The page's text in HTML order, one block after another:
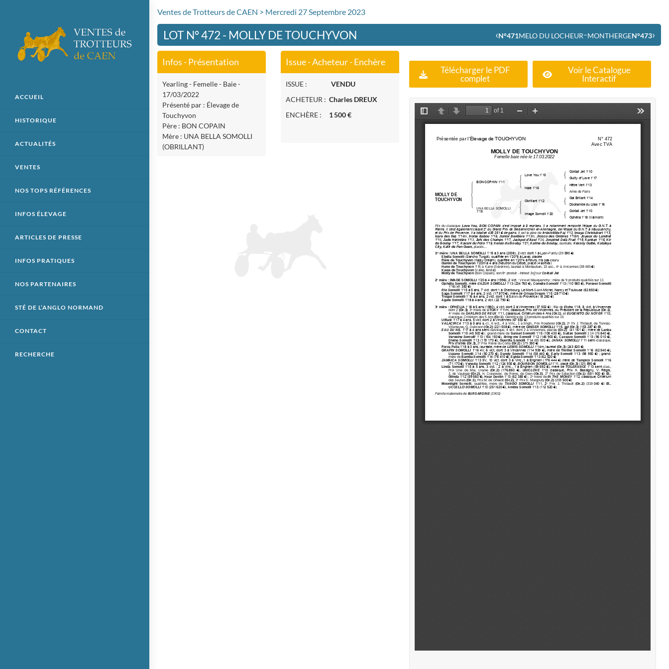
ACCUEIL
HISTORIQUE
ACTUALITÉS
VENTES
NOS TOPS RÉFÉRENCES
INFOS ÉLEVAGE
ARTICLES DE PRESSE
INFOS PRATIQUES
NOS PARTENAIRES
STÉ DE L’ANGLO NORMAND
CONTACT
RECHERCHE
Ventes de Trotteurs de CAEN > Mercredi 27 Septembre 2023
LOT N° 472 - MOLLY DE TOUCHYVON ‹N°471MELO DU LOCHEUR–MONTHERGEN°473›
Infos - Présentation
Yearling - Femelle - Baie -
17/03/2022
Présenté par : Élevage de
Touchyvon
Père : BON COPAIN
Mère : UNA BELLA SOMOLLI
(OBRILLANT)
Issue - Acheteur - Enchère
ISSUE : VENDU
ACHETEUR : Charles DREUX
ENCHÈRE : 1 500 €
Télécharger le PDF
complet
Voir le Catalogue
Interactif